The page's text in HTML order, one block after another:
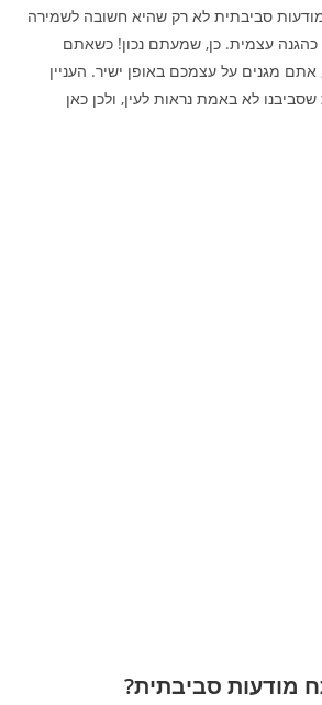
סביבתית לא רק שהיא חשובה לשמירה
עצמית. כן, שמעתם נכון! כשאתם
מגנים על עצמכם באופן ישיר. העניין
לא באמת נראות לעין, ולכן כאן
מודעות סביבתית?